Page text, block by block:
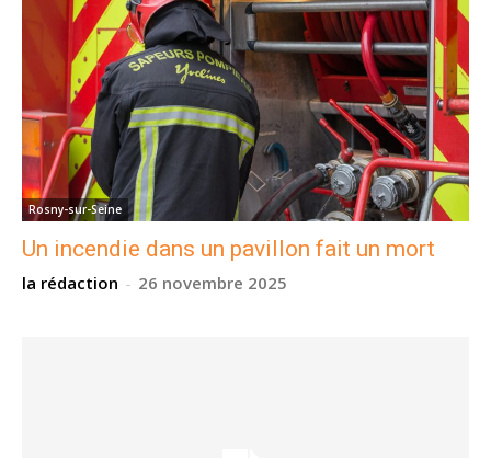
Rosny-sur-Seine
Un incendie dans un pavillon fait un mort
la rédaction - 26 novembre 2025